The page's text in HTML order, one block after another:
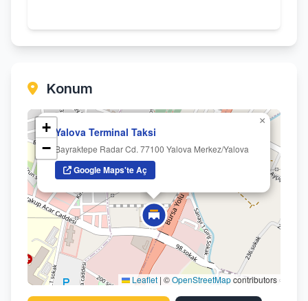
Konum
Yalova Terminal Taksi
Bayraktepe Radar Cd. 77100 Yalova Merkez/Yalova
Google Maps'te Aç
×
+
−
Leaflet | ©OpenStreetMapcontributors